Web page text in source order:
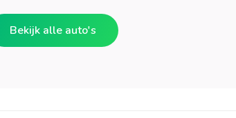
Bekijk alle auto's